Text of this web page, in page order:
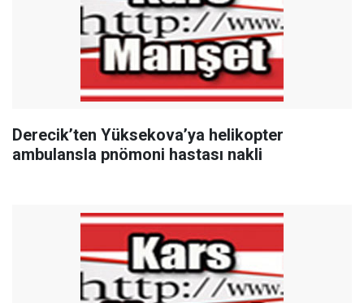
Derecik’ten Yüksekova’ya helikopter
ambulansla pnömoni hastası nakli